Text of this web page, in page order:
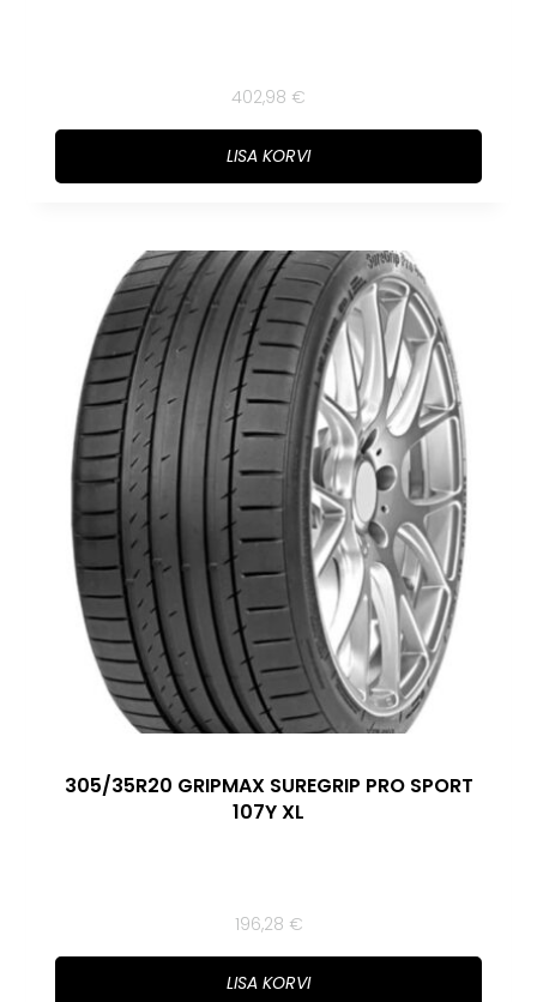
402,98 €
LISA KORVI
305/35R20 GRIPMAX SUREGRIP PRO SPORT
107Y XL
196,28 €
LISA KORVI